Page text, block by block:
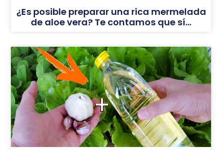
¿Es posible preparar una rica mermelada
de aloe vera? Te contamos que sí…